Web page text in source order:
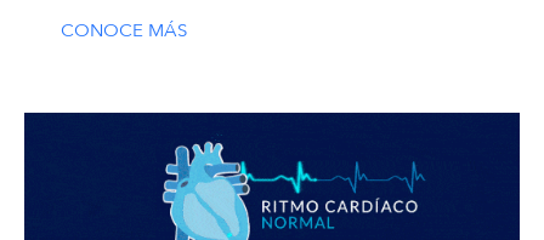
CONOCE MÁS